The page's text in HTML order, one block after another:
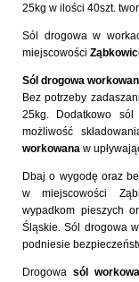
25kg w ilości 40szt.
Sól drogowa w
miejscowości
Sól drogowa
Bez potrzeby
25kg. Dodatkowo
możliwość
workowana w
Dbaj o wygodę oraz
w miejscowości
wypadkom pieszych
Śląskie. Sól drogowa
podniesie
Drogowa sól